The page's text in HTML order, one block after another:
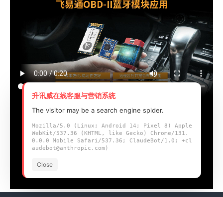
升讯威在线客服与营销系统
The visitor may be a search engine spider.
Mozilla/5.0 (Linux; Android 14; Pixel 8) Apple
WebKit/537.36 (KHTML, like Gecko) Chrome/131.
0.0.0 Mobile Safari/537.36; ClaudeBot/1.0; +cl
audebot@anthropic.com)
Close